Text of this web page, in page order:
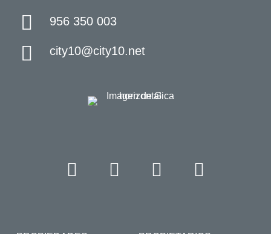
956 350 003
city10@city10.net